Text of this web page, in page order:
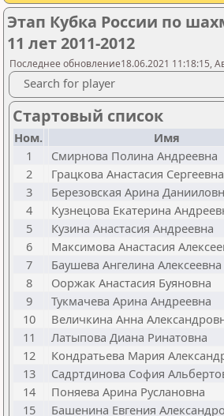
Этап Кубка России по
11 лет 2011-2012
Последнее обновление18.06.2021 11:18:15,
Search for player
Стартовый список
Ном. Имя
1
Смирнова Полина Андреевна
2
Грацкова Анастасия Сергеевна
3
Березовская Арина
4
Кузнецова Екатерина
5
Кузина Анастасия Андреевна
6
Максимова Анастасия
7
Баушева Ангелина Алексеевна
8
Ооржак Анастасия Буяновна
9
Тукмачева Арина Андреевна
10
Величкина Анна
11
Латыпова Диана Ринатовна
12
Кондратьева Мария
13
Садртдинова София
14
Поняева Арина Руслановна
15
Башенина Евгения